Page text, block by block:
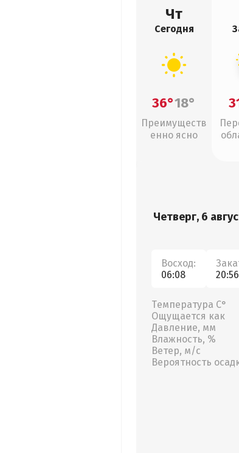
Чт
Сегодня
36°18°
Преимуществ
енно ясно
Четверг, 6
Восход:
06:08
20:56
Температура С°
Ощущается как
Давление, мм
Влажность, %
Ветер, м/с
Вероятность